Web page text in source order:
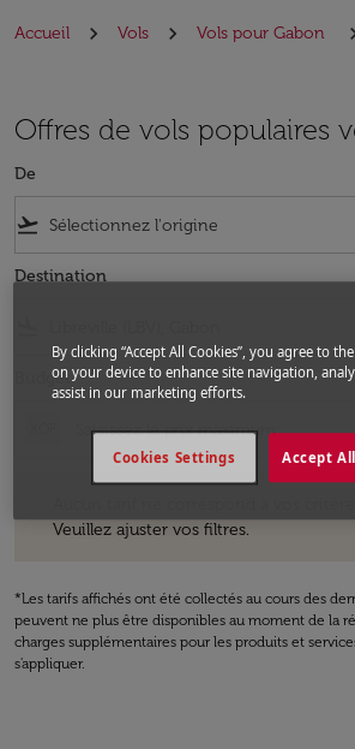
Accueil Vols Vols pour Gabon
Offres de vols populaires
De
flight_takeoff
Destination
Budget
Veuillez ajuster vos filtres.
Aucun tarif ne correspond à vos critères
*Les tarifs affichés ont été collectés au cours des
peuvent ne plus être disponibles au moment de la
charges supplémentaires pour les produits et
s'appliquer.
By clicking “Accept All Cookies”, you agree to
on your device to enhance site navigation,
assist in our marketing efforts.
Accept
Cookies Settings